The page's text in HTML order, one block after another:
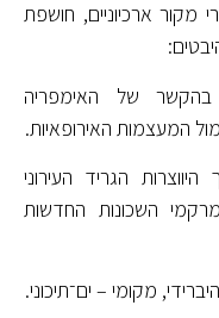
מקור ארכיוניים, חושפת
של האימפריה
המעצמות האירופאיות.
הגריד העירוני
השכונות החדשות
מקומי – ים־תיכוני.